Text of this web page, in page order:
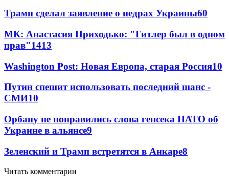
Трамп сделал заявление о недрах Украины60
МК: Анастасия Приходько: "Гитлер был в одном
прав"1413
Washington Post: Новая Европа, старая Россия10
Путин спешит использовать последний шанс -
СМИ10
Орбану не понравились слова генсека НАТО об
Украине в альянсе9
Зеленский и Трамп встретятся в Анкаре8
Читать комментарии